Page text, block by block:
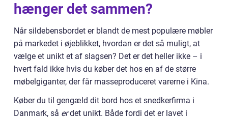
hænger det sammen?
Når sildebensbordet er blandt de mest populære møbler
på markedet i øjeblikket, hvordan er det så muligt, at
vælge et unikt et af slagsen? Det er det heller ikke – i
hvert fald ikke hvis du køber det hos en af de større
møbelgiganter, der får masseproduceret varerne i Kina.
Køber du til gengæld dit bord hos et snedkerfirma i
Danmark, så erdet unikt. Både fordi det er lavet i